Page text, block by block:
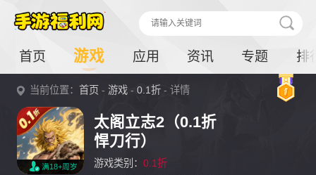
首页 游戏 应用 资讯 专题 排
当前位置：首页 -游戏 -0.1折 - 详情
满18+周岁
太阁立志2（0.1折
悍刀行）
游戏类别： 0.1折